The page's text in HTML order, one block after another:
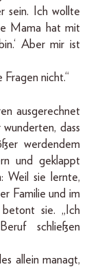
sein. Ich wollte
Mama hat mit
Aber mir ist
nicht.“
ausgerechnet
dass
werdendem
und geklappt
Weil sie lernte,
Familie und im
sie. „Ich
schließen
allein managt,